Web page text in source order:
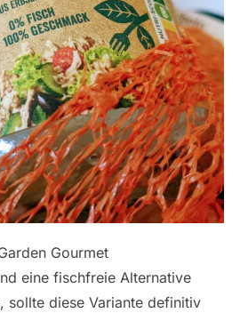
Gourmet
eine fischfreie Alternative
sollte diese Variante definitiv